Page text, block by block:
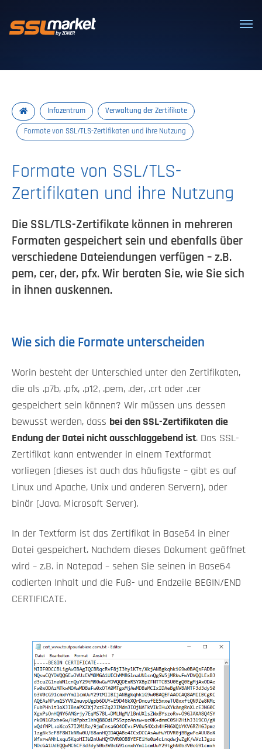
Vertrauenswürdige SSL/TLS-
Infozentrum Verwaltung der Zertifikate
Formate von SSL/TLS-Zertifikaten und ihre Nutzung
Formate von SSL/TLS-
Zertifikaten und ihre Nutzung
Die SSL/TLS-Zertifikate können in mehreren
Formaten gespeichert sein und ebenfalls über
verschiedene Dateiendungen verfügen – z.B.
pem, cer, der, pfx. Wir beraten Sie, wie Sie sich
in ihnen auskennen.
Wie sich die Formate unterscheiden
Worin besteht der Unterschied unter den Zertifikaten,
die als .p7b, .pfx, .p12, .pem, .der, .crt oder .cer
gespeichert sein können? Wir müssen uns dessen
bewusst werden, dass bei den SSL-Zertifikaten die
Endung der Datei nicht ausschlaggebend ist. Das SSL-
Zertifikat kann entwender in einem Textformat
vorliegen (dieses ist auch das häufigste – gibt es auf
Linux und Apache, Unix und anderen Servern), oder
binär (Java, Microsoft Server).
In der Textform ist das Zertifikat in Base64 in einer
Datei gespeichert. Nachdem dieses Dokument geöffnet
wird – z.B. in Notepad – sehen Sie seinen in Base64
codierten Inhalt und die Fuß- und Endzeile BEGIN/END
CERTIFICATE.